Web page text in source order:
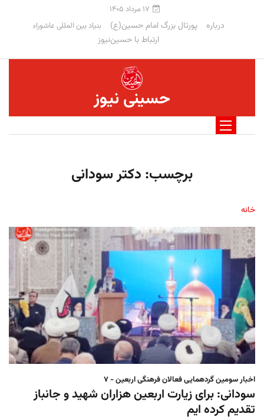
۱۷ مرداد ۱۴۰۵
درباره پورتال بزرگ امام حسین(ع) بنیاد بین المللی عاشوراء
ارتباط با حسین‌نیوز
حسینی نیوز
برچسب: دکتر سودانی
خانه
اخبار سومین گردهمایی فعالان فرهنگی اربعین - ۷
سودانی: برای زیارت اربعین هزاران شهید و جانباز
تقدیم کرده ایم